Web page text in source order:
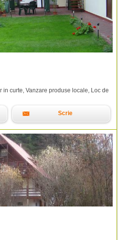
in curte, Vanzare produse locale, Loc de
Scrie